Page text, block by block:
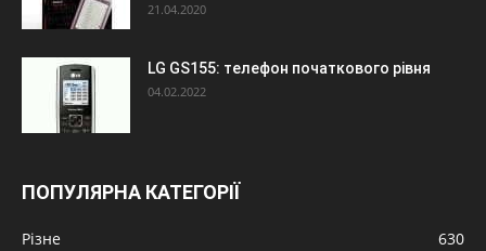
21.04.2020
LG GS155: телефон початкового рівня
04.02.2022
ПОПУЛЯРНА КАТЕГОРІЇ
Різне
630